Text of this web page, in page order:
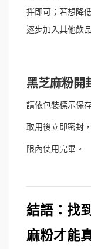
拌即可；若想降
逐步加入其他飲品
黑芝麻粉開
請依包裝標示保
取用後立即密封
限內使用完畢。
結語：找
麻粉才能